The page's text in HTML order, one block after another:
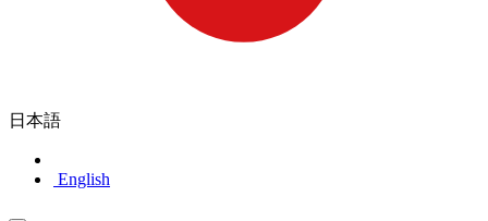
日本語
English